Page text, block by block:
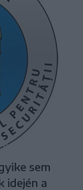
sem
idején a